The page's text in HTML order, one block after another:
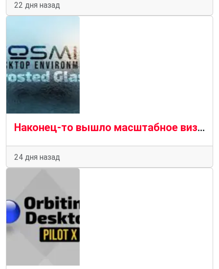
22 дня назад
Наконец-то вышло масштабное визуальное обновление COSMIC Desktop
24 дня назад